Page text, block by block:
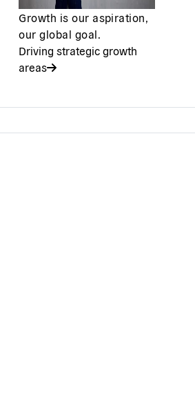
Growth is our aspiration,
our global goal.
Driving strategic growth
areas